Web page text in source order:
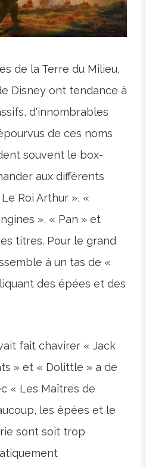
de la Terre du Milieu,
Disney ont tendance à
d'innombrables
de ces noms
souvent le box-
aux différents
Roi Arthur », «
», « Pan » et
titres. Pour le grand
à un tas de «
des épées et des
fait chavirer « Jack
» et « Dolittle » a de
« Les Maîtres de
les épées et le
sont soit trop